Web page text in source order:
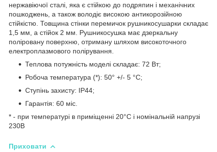
нержавіючої сталі, яка є стійкою до подряпин і механічних
пошкоджень, а також володіє високою антикорозійною
стійкістю. Товщина стінки перемичок рушникосушарки складає
1,5 мм, а стійок 2 мм. Рушникосушка має дзеркальну
поліровану поверхню, отриману шляхом високоточного
електроплазмового полірування.
Теплова потужність моделі складає: 72 Вт;
Робоча температура (*): 50° +/- 5 °C;
Ступінь захисту: IP44;
Гарантія: 60 міс.
* - при температурі в приміщенні 20°С і номінальній напрузі
230В
Приховати